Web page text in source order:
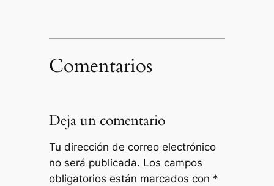
Comentarios
Deja un comentario
Tu dirección de correo electrónico
no será publicada. Los campos
obligatorios están marcados con *